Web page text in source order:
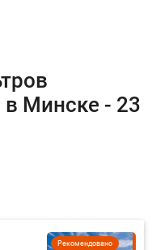
в Минске - 23
Рекомендовано